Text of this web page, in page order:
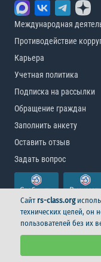
Международная
Противодействие
Карьера
Учетная политика
Подписка на рассылки
Обращение граждан
Заполнить анкету
Оставить отзыв
Задать вопрос
© Российский морской
Сайт rs-class.org
технических целей, он
пользователей без их